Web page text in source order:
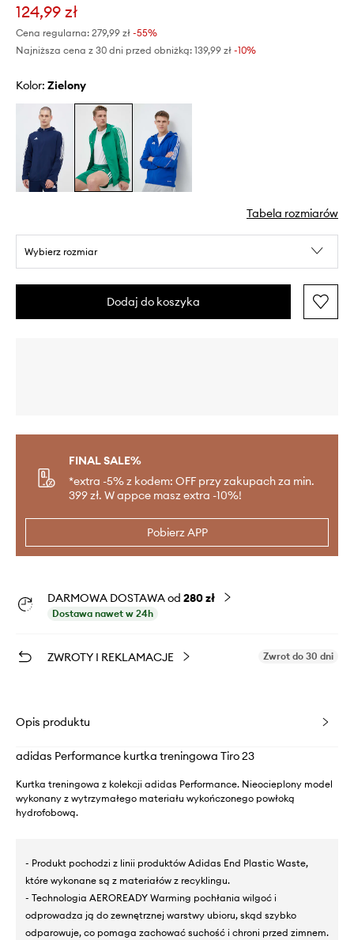
124,99 zł
Cena regularna: 279,99 zł -55%
Najniższa cena z 30 dni przed obniżką: 139,99 zł -10%
Kolor: zielony
Tabela rozmiarów
Wybierz rozmiar
Dodaj do koszyka
FINAL SALE%
*extra -5% z kodem: OFF przy zakupach za min.
399 zł. W appce masz extra -10%!
Pobierz APP
DARMOWA DOSTAWA od 280 zł
Dostawa nawet w 24h
ZWROTY I REKLAMACJE Zwrot do 30 dni
Opis produktu
adidas Performance kurtka treningowa Tiro 23
Kurtka treningowa z kolekcji adidas Performance. Nieocieplony model
wykonany z wytrzymałego materiału wykończonego powłoką
hydrofobową.
- Produkt pochodzi z linii produktów Adidas End Plastic Waste,
które wykonane są z materiałów z recyklingu.
- Technologia AEROREADY Warming pochłania wilgoć i
odprowadza ją do zewnętrznej warstwy ubioru, skąd szybko
odparowuje, co pomaga zachować suchość i chroni przed zimnem.